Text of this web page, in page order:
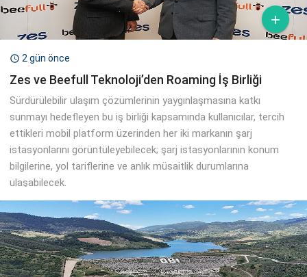

 2 gün önce
Zes ve Beefull Teknoloji’den Roaming İş Birliği
Sürdürülebilir ulaşım çözümlerinin yaygınlaşmasına katkı
sunmayı hedefleyen bu iş birliği kapsamında kullanıcılar, tercih
ettikleri mobil platform üzerinden her iki markanın şarj
istasyonlarını görüntüleyebilecek; şarj istasyonlarının konum
bilgilerine, yol tariflerine ve anlık müsaitlik durumlarına
ulaşabilecek.